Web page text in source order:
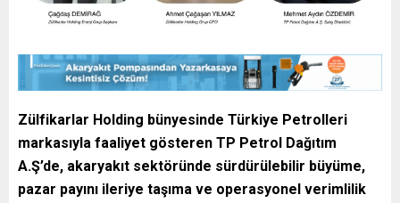
Zülfikarlar Holding bünyesinde Türkiye Petrolleri
markasıyla faaliyet gösteren TP Petrol Dağıtım
A.Ş’de, akaryakıt sektöründe sürdürülebilir büyüme,
pazar payını ileriye taşıma ve operasyonel verimlilik